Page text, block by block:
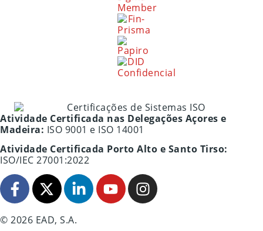
Atividade Certificada nas Delegações Açores e
Madeira: ISO 9001 e ISO 14001
Atividade Certificada Porto Alto e Santo Tirso:
ISO/IEC 27001:2022
© 2026 EAD, S.A.